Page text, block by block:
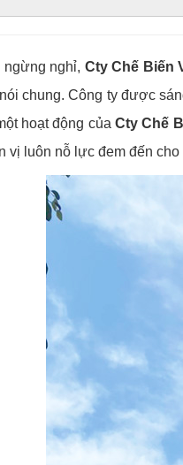
nghỉ, Cty Chế Biến
chung. Công ty được
hoạt động của Cty Chế
vị luôn nỗ lực đem đến